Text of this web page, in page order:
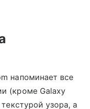
напоминает все
(кроме Galaxy
узора, а